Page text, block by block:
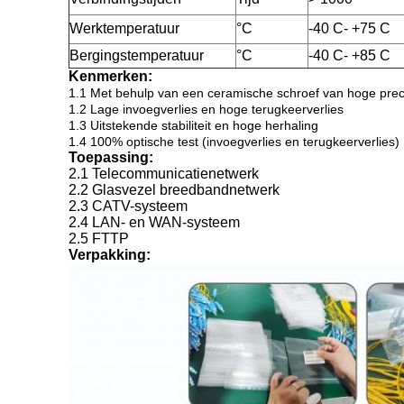
Werktemperatuur
°C
-40 C- +75 C
Bergingstemperatuur
°C
-40 C- +85 C
Kenmerken:
1.1 Met behulp van een ceramische schroef van hoge
1.2 Lage invoegverlies en hoge terugkeerverlies
1.3 Uitstekende stabiliteit en hoge herhaling
1.4 100% optische test (invoegverlies en terugkeerverlies)
Toepassing:
2.1 Telecommunicatienetwerk
2.2 Glasvezel breedbandnetwerk
2.3 CATV-systeem
2.4 LAN- en WAN-systeem
2.5 FTTP
Verpakking: